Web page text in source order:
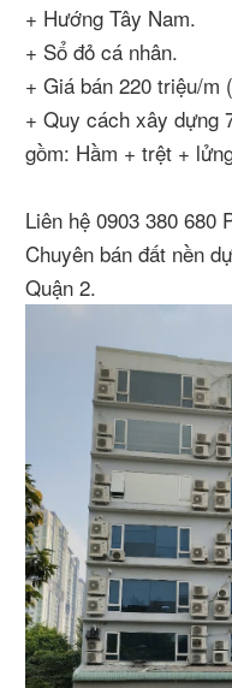
+ Hướng Tây Nam.
+ Sổ đỏ cá nhân.
+ Giá bán 220 triệu/m
+ Quy cách xây dựng
gồm: Hầm + trệt +
Liên hệ 0903 380 680
Chuyên bán đất nền
Quận 2.